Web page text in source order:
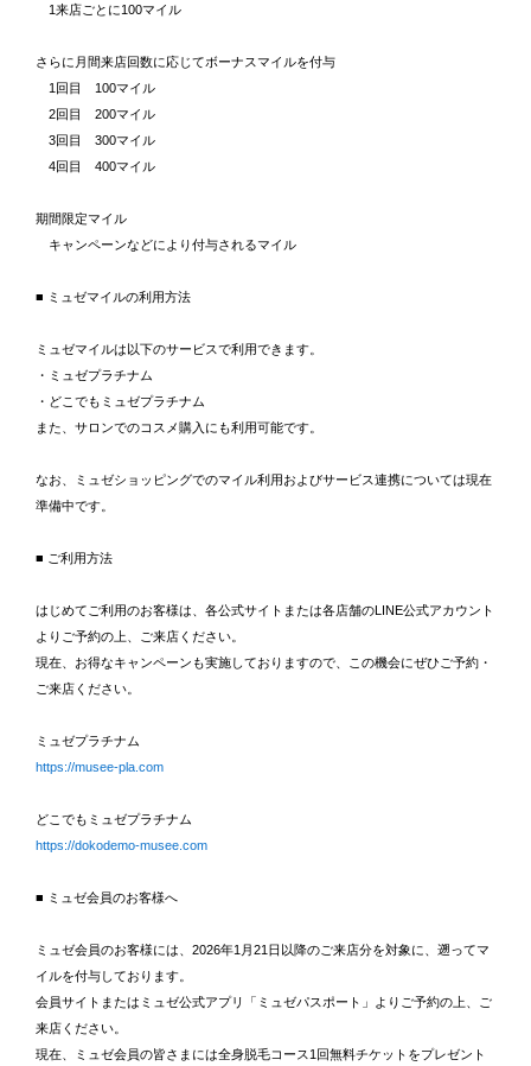
1来店ごとに100マイル
さらに月間来店回数に応じてボーナスマイルを付与
1回目 100マイル
2回目 200マイル
3回目 300マイル
4回目 400マイル
期間限定マイル
キャンペーンなどにより付与されるマイル
■ ミュゼマイルの利用方法
ミュゼマイルは以下のサービスで利用できます。
・ミュゼプラチナム
・どこでもミュゼプラチナム
また、サロンでのコスメ購入にも利用可能です。
なお、ミュゼショッピングでのマイル利用およびサービス連携については現在
準備中です。
■ ご利用方法
はじめてご利用のお客様は、各公式サイトまたは各店舗のLINE公式アカウント
よりご予約の上、ご来店ください。
現在、お得なキャンペーンも実施しておりますので、この機会にぜひご予約・
ご来店ください。
ミュゼプラチナム
https://musee-pla.com
どこでもミュゼプラチナム
https://dokodemo-musee.com
■ ミュゼ会員のお客様へ
ミュゼ会員のお客様には、2026年1月21日以降のご来店分を対象に、遡ってマ
イルを付与しております。
会員サイトまたはミュゼ公式アプリ「ミュゼパスポート」よりご予約の上、ご
来店ください。
現在、ミュゼ会員の皆さまには全身脱毛コース1回無料チケットをプレゼント